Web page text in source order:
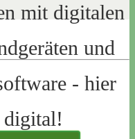
mit digitalen
und
- hier